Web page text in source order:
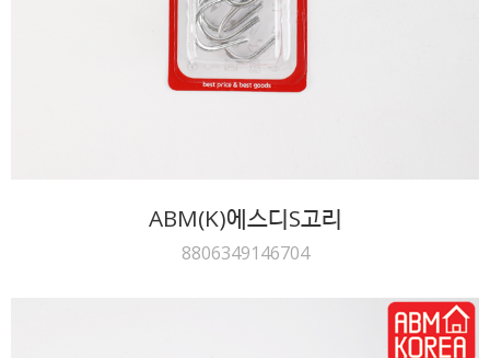
ABM(K)에스디S고리
8806349146704